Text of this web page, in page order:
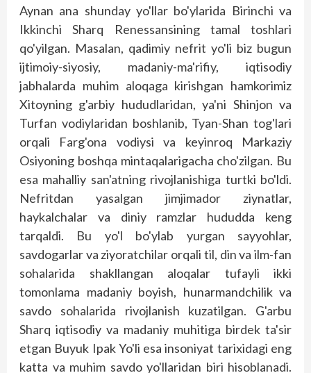
Aynan ana shunday yo'llar bo'ylarida Birinchi va
Ikkinchi Sharq Renessansining tamal toshlari
qo'yilgan. Masalan, qadimiy nefrit yo'li biz bugun
ijtimoiy-siyosiy, madaniy-ma'rifiy, iqtisodiy
jabhalarda muhim aloqaga kirishgan hamkorimiz
Xitoyning g'arbiy hududlaridan, ya'ni Shinjon va
Turfan vodiylaridan boshlanib, Tyan-Shan tog'lari
orqali Farg'ona vodiysi va keyinroq Markaziy
Osiyoning boshqa mintaqalarigacha cho'zilgan. Bu
esa mahalliy san'atning rivojlanishiga turtki bo'ldi.
Nefritdan yasalgan jimjimador ziynatlar,
haykalchalar va diniy ramzlar hududda keng
tarqaldi. Bu yo'l bo'ylab yurgan sayyohlar,
savdogarlar va ziyoratchilar orqali til, din va ilm-fan
sohalarida shakllangan aloqalar tufayli ikki
tomonlama madaniy boyish, hunarmandchilik va
savdo sohalarida rivojlanish kuzatilgan. G'arbu
Sharq iqtisodiy va madaniy muhitiga birdek ta'sir
etgan Buyuk Ipak Yo'li esa insoniyat tarixidagi eng
katta va muhim savdo yo'llaridan biri hisoblanadi.